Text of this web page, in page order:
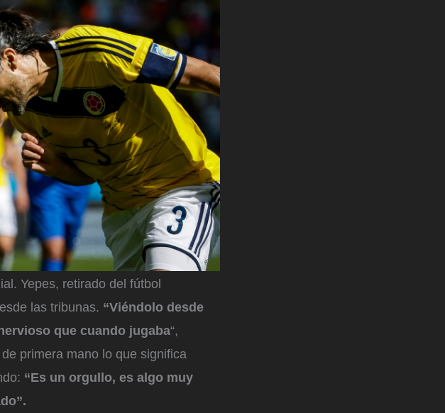
Yepes, retirado del fútbol
las tribunas. “Viéndolo desde
que cuando jugaba“,
primera mano lo que significa
“Es un orgullo, es algo muy